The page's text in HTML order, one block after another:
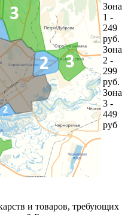
Зона
1 -
249
руб.
Зона
2 -
299
руб.
Зона
3 -
449
руб
и товаров, требующих